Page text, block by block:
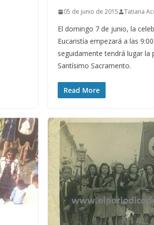
05 de junio de 2015 Tatiana
El domingo 7 de junio, la
Eucaristía empezará a las
seguidamente tendrá lugar la
Santísimo Sacramento.
Read More